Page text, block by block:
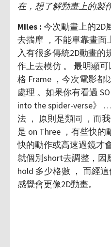
在，想了解動畫上的製
Miles : 今次動畫上的2D
去揣摩 ，不能單靠畫面
入有很多傳統2D動畫的
作上去模仿 。 最明顯
格 Frame ，今次電影都
處理 。如果你有看過
into the spider-verse》
法 ， 原則是類同 ，而
是 on Three ，有些快的
快的動作或高速過鏡才
就個別short去調整，因
hold 多少格數 ， 而經
感覺會更像2D動畫。